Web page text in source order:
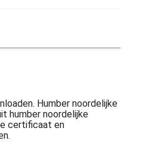
Humber noordelijke
humber noordelijke
certificaat en